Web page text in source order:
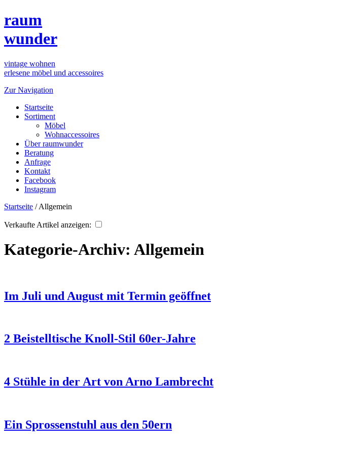
raum
wunder
vintage wohnen
erlesene möbel und accessoires
Zur Navigation
Startseite
Sortiment
Möbel
Wohnaccessoires
Über raumwunder
Beratung
Anfrage
Kontakt
Facebook
Instagram
Startseite /Allgemein
Verkaufte Artikel anzeigen:
Kategorie-Archiv: Allgemein
Im Juli und August mit Termin geöffnet
2 Beistelltische Knoll-Stil 60er-Jahre
4 Stühle in der Art von Arno Lambrecht
Ein Sprossenstuhl aus den 50ern